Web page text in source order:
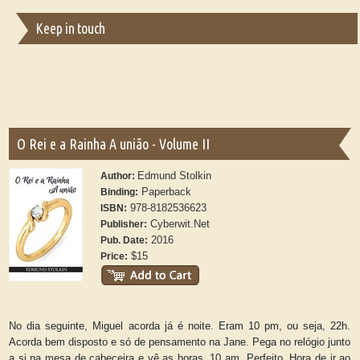
Keep in touch
O Rei e a Rainha A união - Volume II
Author: Edmund Stolkin
Binding: Paperback
ISBN: 978-8182536623
Publisher: Cyberwit.Net
Pub. Date: 2016
Price: $15
No dia seguinte, Miguel acorda já é noite. Eram 10 pm, ou seja, 22h.
Acorda bem disposto e só de pensamento na Jane. Pega no relógio junto